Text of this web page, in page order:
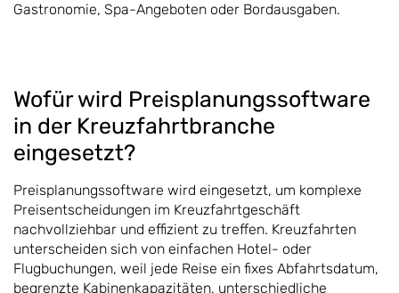
Gastronomie, Spa-Angeboten oder Bordausgaben.
Wofür wird Preisplanungssoftware
in der Kreuzfahrtbranche
eingesetzt?
Preisplanungssoftware wird eingesetzt, um komplexe
Preisentscheidungen im Kreuzfahrtgeschäft
nachvollziehbar und effizient zu treffen. Kreuzfahrten
unterscheiden sich von einfachen Hotel- oder
Flugbuchungen, weil jede Reise ein fixes Abfahrtsdatum,
begrenzte Kabinenkapazitäten, unterschiedliche